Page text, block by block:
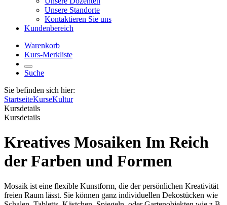
Unsere Standorte
Kontaktieren Sie uns
Kundenbereich
Warenkorb
Kurs-Merkliste
Suche
Sie befinden sich hier:
StartseiteKurseKultur
Kursdetails
Kursdetails
Kreatives Mosaiken Im Reich
der Farben und Formen
Mosaik ist eine flexible Kunstform, die der persönlichen Kreativität
freien Raum lässt. Sie können ganz individuellen Dekostücken wie